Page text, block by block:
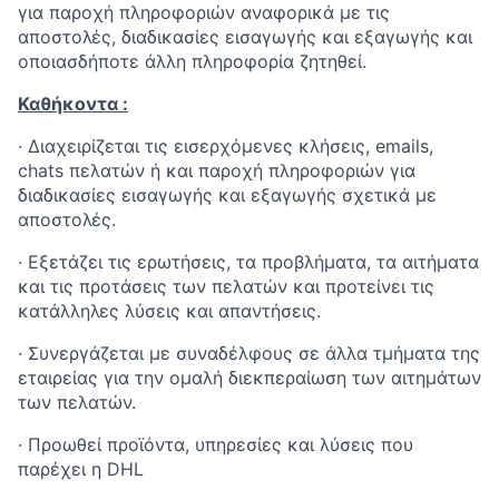
για παροχή πληροφοριών αναφορικά με τις
αποστολές, διαδικασίες εισαγωγής και εξαγωγής και
οποιασδήποτε άλλη πληροφορία ζητηθεί.
Καθήκοντα :
· Διαχειρίζεται τις εισερχόμενες κλήσεις, emails,
chats πελατών ή και παροχή πληροφοριών για
διαδικασίες εισαγωγής και εξαγωγής σχετικά με
αποστολές.
· Εξετάζει τις ερωτήσεις, τα προβλήματα, τα αιτήματα
και τις προτάσεις των πελατών και προτείνει τις
κατάλληλες λύσεις και απαντήσεις.
· Συνεργάζεται με συναδέλφους σε άλλα τμήματα της
εταιρείας για την ομαλή διεκπεραίωση των αιτημάτων
των πελατών.
· Προωθεί προϊόντα, υπηρεσίες και λύσεις που
παρέχει η DHL